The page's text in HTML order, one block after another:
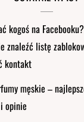
kogoś na
znaleźć listę
kontakt
męskie –
opinie